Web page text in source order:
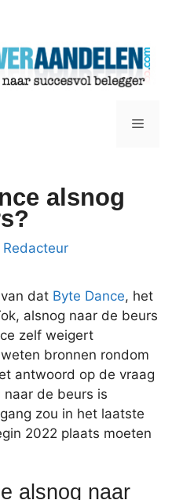
Menu
alsnog
Redacteur
dat Byte Dance, het
alsnog naar de beurs
zelf weigert
bronnen rondom
antwoord op de vraag
naar de beurs is
zou in het laatste
2022 plaats moeten
alsnog naar